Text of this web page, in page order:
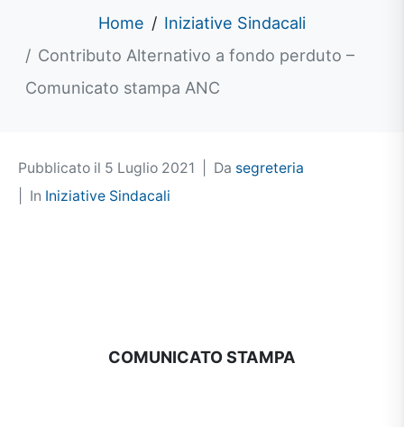
Home
Iniziative Sindacali
Contributo Alternativo a fondo perduto –
Comunicato stampa ANC
Pubblicato il 5 Luglio 2021 Da segreteria
In Iniziative Sindacali
COMUNICATO STAMPA